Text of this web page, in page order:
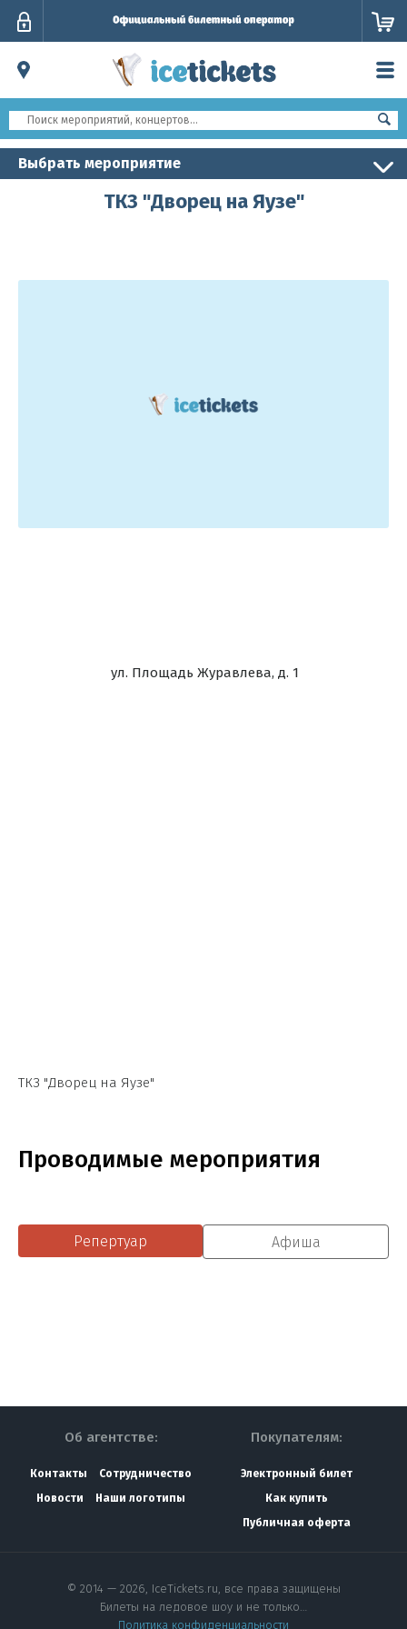
Выбрать мероприятие
ТКЗ "Дворец на Яузе"
ул. Площадь Журавлева, д. 1
ТКЗ "Дворец на Яузе"
Проводимые мероприятия
Репертуар Афиша
Об агентстве:
Контакты
Сотрудничество
Новости
Наши логотипы
Покупателям:
Электронный билет
Как купить
Публичная оферта
© 2014 — 2026, IceTickets.ru, все права защищены
Билеты на ледовое шоу и не только…
Политика конфиденциальности